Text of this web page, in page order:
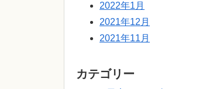
2022年1月
2021年12月
2021年11月
カテゴリー